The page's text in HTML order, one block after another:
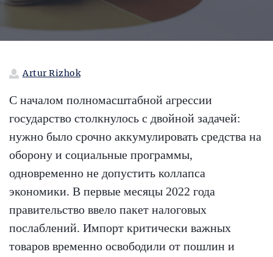
Artur Rizhok
С началом полномасштабной агрессии
государство столкнулось с двойной задачей:
нужно было срочно аккумулировать средства на
оборону и социальные программы,
одновременно не допустить коллапса
экономики. В первые месяцы 2022 года
правительство ввело пакет налоговых
послаблений. Импорт критически важных
товаров временно освободили от пошлин и